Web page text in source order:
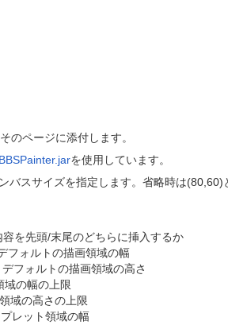
のページに添付します。
BBSPainter.jarを使用しています。
バスサイズを指定します。省略時は(80,60)
を先頭/末尾のどちらに挿入するか
フォルトの描画領域の幅
フォルトの描画領域の高さ
の幅の上限
域の高さの上限
レット領域の幅